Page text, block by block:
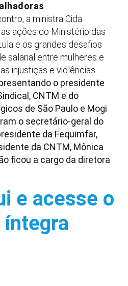
a ministra Cida
ações do Ministério das
e os grandes desafios
salarial entre mulheres e
injustiças e violências
o presidente
CNTM e do
de São Paulo e Mogi
o secretário-geral do
da Fequimfar,
da CNTM, Mônica
ficou a cargo da diretora
e acesse o
íntegra